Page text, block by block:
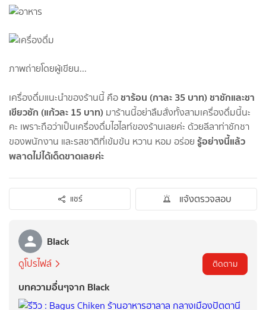
ภาพถ่ายโดยผู้เขียน...
เครื่องดื่มแนะนำของร้านนี้ คือชาร้อน (กาละ 35 บาท) ชาชักและชา
เขียวชัก (แก้วละ 15 บาท) มาร้านนี้อย่าลืมสั่งทั้งสามเครื่องดื่มนี้นะ
คะ เพราะถือว่าเป็นเครื่องดื่มไฮไลท์ของร้านเลยค่ะ ด้วยลีลาท่าชักชา
ของพนักงาน และรสชาติที่เข้มข้น หวาน หอม อร่อย รู้อย่างนี้แล้ว
พลาดไม่ได้เด็ดขาดเลยค่ะ
แชร์ แจ้งตรวจสอบ
Black
ดูโปรไฟล์ ติดตาม
บทความอื่นๆจาก Black